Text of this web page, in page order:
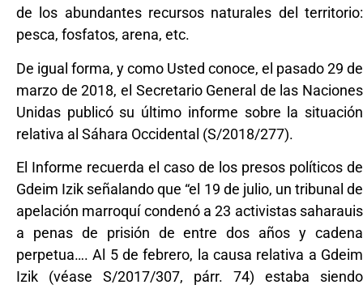
de los abundantes recursos naturales del territorio:
pesca, fosfatos, arena, etc.
De igual forma, y como Usted conoce, el pasado 29 de
marzo de 2018, el Secretario General de las Naciones
Unidas publicó su último informe sobre la situación
relativa al Sáhara Occidental (S/2018/277).
El Informe recuerda el caso de los presos políticos de
Gdeim Izik señalando que “el 19 de julio, un tribunal de
apelación marroquí condenó a 23 activistas saharauis
a penas de prisión de entre dos años y cadena
perpetua…. Al 5 de febrero, la causa relativa a Gdeim
Izik (véase S/2017/307, párr. 74) estaba siendo